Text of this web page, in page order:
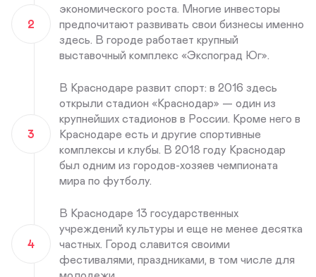
2
экономического роста. Многие инвесторы
предпочитают развивать свои бизнесы именно
здесь. В городе работает крупный
выставочный комплекс «Экспоград Юг».
3
В Краснодаре развит спорт: в 2016 здесь
открыли стадион «Краснодар» — один из
крупнейших стадионов в России. Кроме него в
Краснодаре есть и другие спортивные
комплексы и клубы. В 2018 году Краснодар
был одним из городов-хозяев чемпионата
мира по футболу.
4
В Краснодаре 13 государственных
учреждений культуры и еще не менее десятка
частных. Город славится своими
фестивалями, праздниками, в том числе для